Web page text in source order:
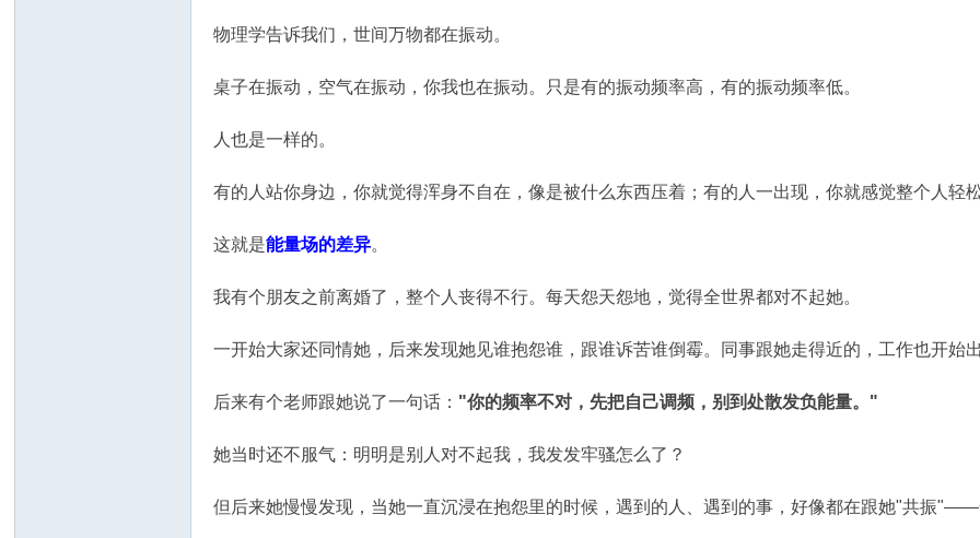
物理学告诉我们，世间万物都在振动。
桌子在振动，空气在振动，你我也在振动。只是有的振动频率高，有的振动频率低。
人也是一样的。
有的人站你身边，你就觉得浑身不自在，像是被什么东西压着；有的人一出现，你就感觉整个人轻
这就是能量场的差异。
我有个朋友之前离婚了，整个人丧得不行。每天怨天怨地，觉得全世界都对不起她。
一开始大家还同情她，后来发现她见谁抱怨谁，跟谁诉苦谁倒霉。同事跟她走得近的，工作也开始
后来有个老师跟她说了一句话： "你的频率不对，先把自己调频，别到处散发负能量。"
她当时还不服气：明明是别人对不起我，我发发牢骚怎么了？
但后来她慢慢发现，当她一直沉浸在抱怨里的时候，遇到的人、遇到的事，好像都在跟她"共振